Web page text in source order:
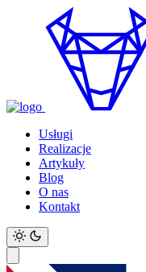
Usługi
Realizacje
Artykuły
Blog
O nas
Kontakt